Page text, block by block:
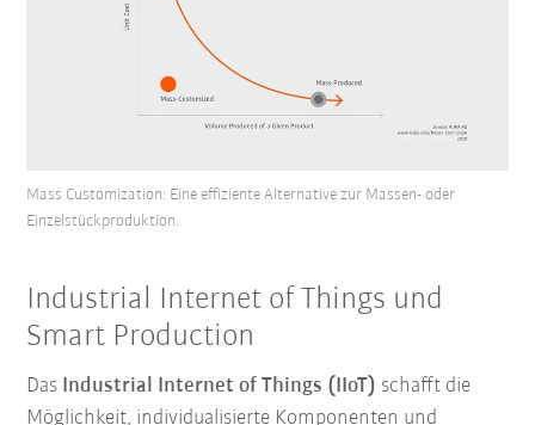
Mass Customization: Eine effiziente Alternative zur Massen- oder
Einzelstückproduktion.
Industrial Internet of Things und
Smart Production
Das Industrial Internet of Things (IIoT) schafft die
Möglichkeit, individualisierte Komponenten und